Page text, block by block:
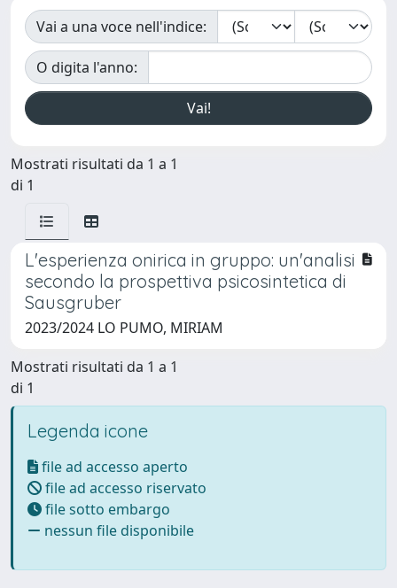
Vai a una voce nell'indice:
O digita l'anno:
Mostrati risultati da 1 a 1
di 1
L'esperienza onirica in gruppo: un'analisi
secondo la prospettiva psicosintetica di
Sausgruber
2023/2024 LO PUMO, MIRIAM
Mostrati risultati da 1 a 1
di 1
Legenda icone
file ad accesso aperto
file ad accesso riservato
file sotto embargo
nessun file disponibile